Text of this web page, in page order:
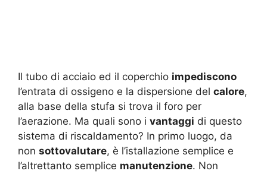
Il tubo di acciaio ed il coperchio impediscono
l’entrata di ossigeno e la dispersione del calore,
alla base della stufa si trova il foro per
l’aerazione. Ma quali sono i vantaggi di questo
sistema di riscaldamento? In primo luogo, da
non sottovalutare, è l’istallazione semplice e
l’altrettanto semplice manutenzione. Non